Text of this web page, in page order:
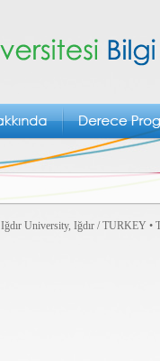
Iğdır University, Iğdır / TURKEY •